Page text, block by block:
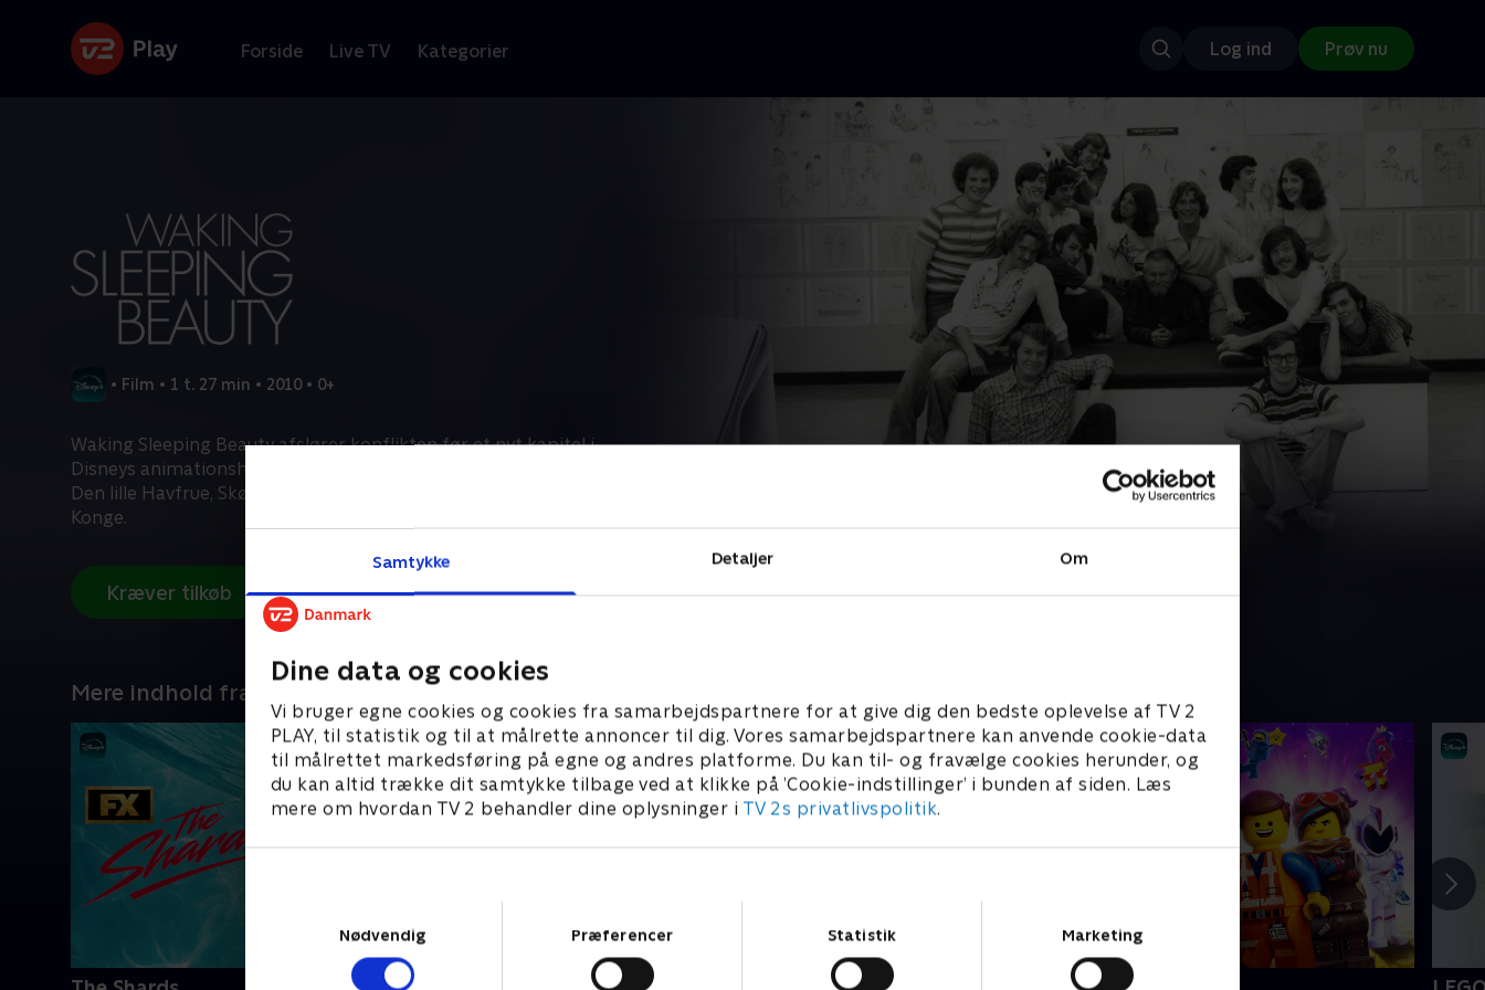
Samtykke Detaljer Om
Dine data og cookies
Vi bruger egne cookies og cookies fra samarbejdspartnere for at give dig den bedste oplevelse af TV 2
PLAY, til statistik og til at målrette annoncer til dig. Vores samarbejdspartnere kan anvende cookie-data
til målrettet markedsføring på egne og andres platforme. Du kan til- og fravælge cookies herunder, og
du kan altid trække dit samtykke tilbage ved at klikke på ’Cookie-indstillinger’ i bunden af siden. Læs
mere om hvordan TV 2 behandler dine oplysninger i TV 2s privatlivspolitik.
Nødvendig
Præferencer Statistik Marketing
Forside Live TV Kategorier Log ind Prøv nu
• Film • 1 t. 27 min • 2010 • 0+
Waking Sleeping Beauty afslører konflikten før et nyt kapitel i
Disneys animationshistorie. Et årti med utrolig kreativitet med
Den lille Havfrue, Skønheden og Udyret, Aladdin og Løvernes
Konge.
Kræver tilkøb
Mere indhold fra Disney+